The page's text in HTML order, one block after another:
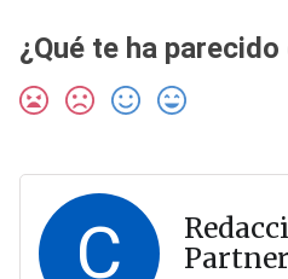
¿Qué te ha
C
Partner